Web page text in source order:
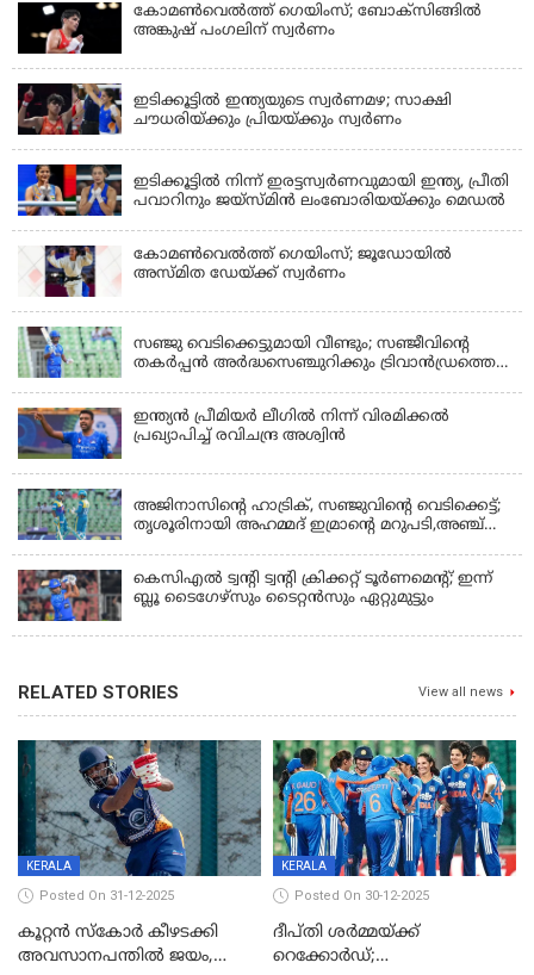
കോമണ്‍വെല്‍ത്ത് ഗെയിംസ്; ബോക്‌സിങ്ങില്‍
അങ്കുഷ് പംഗലിന് സ്വര്‍ണം
ഇടിക്കൂട്ടിൽ ഇന്ത്യയുടെ സ്വർണമഴ; സാക്ഷി
ചൗധരിയ്ക്കും പ്രിയയ്ക്കും സ്വർണം
ഇടിക്കൂട്ടിൽ നിന്ന് ഇരട്ടസ്വർണവുമായി ഇന്ത്യ, പ്രീതി
പവാറിനും ജയ്സ്മിന്‍ ലംബോരിയയ്ക്കും മെഡൽ
കോമണ്‍വെല്‍ത്ത് ഗെയിംസ്; ജൂഡോയിൽ
അസ്മിത ഡേയ്ക്ക് സ്വർണം
സഞ്ജു വെടിക്കെട്ടുമായി വീണ്ടും; സഞ്ജീവിന്‍റെ
തകർപ്പൻ അർദ്ധസെഞ്ചുറിക്കും ട്രിവാൻഡ്രത്തെ
ഇന്ത്യന്‍ പ്രീമിയര്‍ ലീഗില്‍ നിന്ന് വിരമിക്കല്‍
പ്രഖ്യാപിച്ച് രവിചന്ദ്ര അശ്വിന്‍
അജിനാസിന്റെ ഹാട്രിക്, സഞ്ജുവിന്റെ വെടിക്കെട്ട്;
തൃശൂരിനായി അഹമ്മദ് ഇമ്രാന്റെ മറുപടി,അഞ്ച്
കെസിഎൽ ട്വൻ്റി ട്വൻ്റി ക്രിക്കറ്റ് ടൂർണമെൻ്റ്; ഇന്ന്
ബ്ലൂ ടൈഗേഴ്സും ടൈറ്റൻസും ഏറ്റുമുട്ടും
RELATED STORIES View all news
KERALA
Posted On 31-12-2025
കൂറ്റൻ സ്കോർ കീഴടക്കി
അവസാനപന്തിൽ ജയം,
KERALA
Posted On 30-12-2025
ദീപ്തി ശർമ്മയ്ക്ക്
റെക്കോർഡ്;